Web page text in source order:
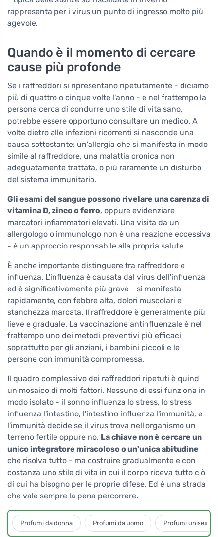
rappresenta per i virus un punto di ingresso molto più
agevole.
Quando è il momento di cercare
cause più profonde
Se i raffreddori si ripresentano ripetutamente - diciamo
più di quattro o cinque volte l'anno - e nel frattempo la
persona cerca di condurre uno stile di vita sano,
potrebbe essere opportuno consultare un medico. A
volte dietro alle infezioni ricorrenti si nasconde una
causa sottostante: un'allergia che si manifesta in modo
simile al raffreddore, una malattia cronica non
adeguatamente trattata, o più raramente un disturbo
del sistema immunitario.
Gli esami del sangue possono rivelare una carenza di
vitamina D, zinco o ferro, oppure evidenziare
marcatori infiammatori elevati. Una visita da un
allergologo o immunologo non è una reazione eccessiva
- è un approccio responsabile alla propria salute.
È anche importante distinguere tra raffreddore e
influenza. L'influenza è causata dal virus dell'influenza
ed è significativamente più grave - si manifesta
rapidamente, con febbre alta, dolori muscolari e
stanchezza marcata. Il raffreddore è generalmente più
lieve e graduale. La vaccinazione antinfluenzale è nel
frattempo uno dei metodi preventivi più efficaci,
soprattutto per gli anziani, i bambini piccoli e le
persone con immunità compromessa.
Il quadro complessivo dei raffreddori ripetuti è quindi
un mosaico di molti fattori. Nessuno di essi funziona in
modo isolato - il sonno influenza lo stress, lo stress
influenza l'intestino, l'intestino influenza l'immunità, e
l'immunità decide se il virus trova nell'organismo un
terreno fertile oppure no. La chiave non è cercare un
unico integratore miracoloso o un'unica abitudine
che risolva tutto - ma costruire gradualmente e con
costanza uno stile di vita in cui il corpo riceva tutto ciò
di cui ha bisogno per le proprie difese. Ed è una strada
che vale sempre la pena percorrere.
Profumi da donna Profumi da uomo Profumi unisex